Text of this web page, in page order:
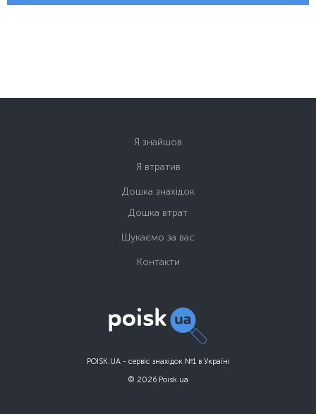
POISK.UA - сервіс знахідок №1 в Україні
© 2026 Poisk.ua
Я знайшов
Я втратив
Дошка знахідок
Дошка втрат
Шукаємо за вас
Контакти